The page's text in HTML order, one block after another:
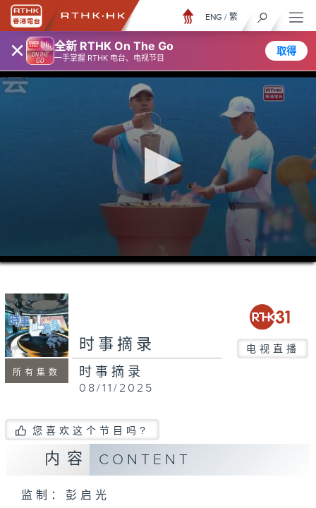
× 全新 RTHK On The Go
一手掌握 RTHK 电台、电视节目
取得
ENG / 繁
0
seconds
minutes,
7
seconds
所有集数
时事摘录 电视直播
时事摘录
08/11/2025
您喜欢这个节目吗?
内容 CONTENT
监制：彭启光